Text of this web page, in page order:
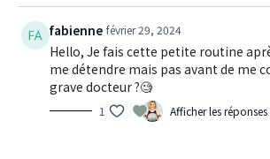
fabienne février 29, 2024
Hello, Je fais cette petite routine
me détendre mais pas avant de me
grave docteur ?🧐
1 Afficher les réponses